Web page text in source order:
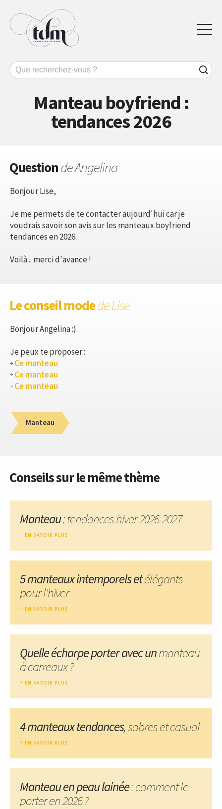
Manteau boyfriend :
tendances 2026
Questionde Angelina
Bonjour Lise,
Je me permets de te contacter aujourd'hui car je
voudrais savoir son avis sur les manteaux boyfriend
tendances en 2026.
Voilà... merci d'avance !
Le conseil modede Lise
Bonjour Angelina :)
Je peux te proposer :
Ce manteau
Ce manteau
Ce manteau
Manteau
Conseils sur le même thème
Manteau: tendances hiver 2026-2027
EN SAVOIR PLUS
5 manteaux intemporels etélégants
pour l'hiver
EN SAVOIR PLUS
Quelle écharpe porter avec unmanteau
à carreaux ?
EN SAVOIR PLUS
4 manteaux tendances, sobres et casual
EN SAVOIR PLUS
Manteau en peau lainée: comment le
porter en 2026 ?